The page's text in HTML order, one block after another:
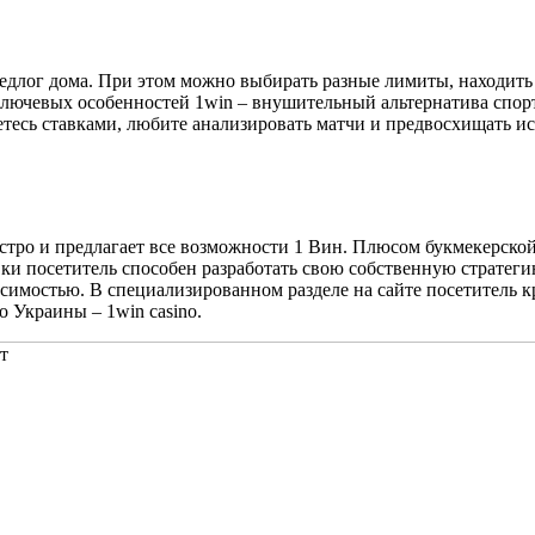
дома. При этом можно выбирать разные лимиты,
особенностей 1win – внушительный альтернатива
ставками, любите анализировать матчи и
и предлагает все возможности 1 Вин. Плюсом
посетитель способен разработать свою собственную
В специализированном разделе на сайте посетитель
Украины – 1win casino.